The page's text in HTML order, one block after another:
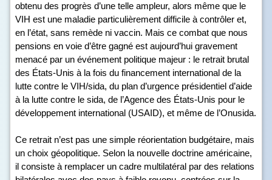
obtenu des progrès d’une telle ampleur, alors même que le
VIH est une maladie particulièrement difficile à contrôler et,
en l’état, sans remède ni vaccin. Mais ce combat que nous
pensions en voie d’être gagné est aujourd’hui gravement
menacé par un événement politique majeur : le retrait brutal
des États-Unis à la fois du financement international de la
lutte contre le VIH/sida, du plan d’urgence présidentiel d’aide
à la lutte contre le sida, de l’Agence des États-Unis pour le
développement international (USAID), et même de l’Onusida.
Ce retrait n’est pas une simple réorientation budgétaire, mais
un choix géopolitique. Selon la nouvelle doctrine américaine,
il consiste à remplacer un cadre multilatéral par des relations